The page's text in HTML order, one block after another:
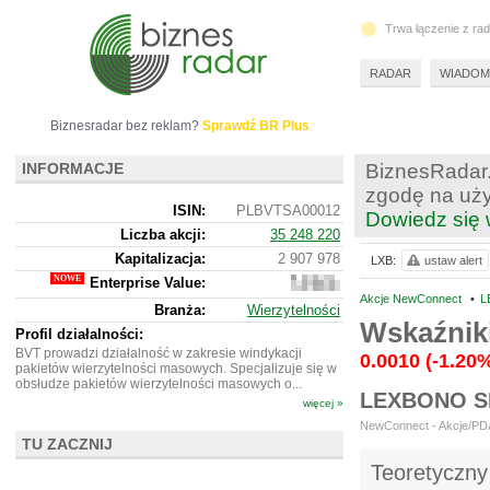
zgodę na
Dowiedz się
Akcje NewConnect •
0.0010 (-
LEXBONO
NewConnect - Akcje/
LXB: ustaw alert
Biznesradar bez reklam? Sprawdź BR Plus
INFORMACJE
ISIN:
PLBVTSA00012
Liczba akcji:
35 248 220
Kapitalizacja:
2 907 978
Enterprise Value:
6
232
978
Branża:
Wierzytelności
Profil działalności:
BVT prowadzi działalność w zakresie windykacji
pakietów wierzytelności masowych. Specjalizuje się w
obsłudze pakietów wierzytelności masowych o...
więcej »
TU ZACZNIJ
Trwa łączenie z
RADAR